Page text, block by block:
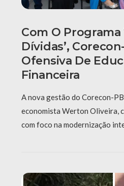
Com O Programa
Dívidas’,
Ofensiva De
Financeira
A nova gestão do Corecon-
economista Werton Oliveira,
com foco na modernização